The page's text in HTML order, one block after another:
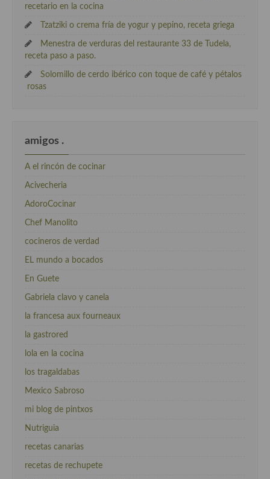
recetario en la cocina
Tzatziki o crema fría de yogur y pepino, receta griega
Menestra de verduras del restaurante 33 de Tudela,
receta paso a paso.
Solomillo de cerdo ibérico con toque de café y pétalos
rosas
amigos .
A el rincón de cocinar
Acivecheria
AdoroCocinar
Chef Manolito
cocineros de verdad
EL mundo a bocados
En Guete
Gabriela clavo y canela
la francesa aux fourneaux
la gastrored
lola en la cocina
los tragaldabas
Mexico Sabroso
mi blog de pintxos
Nutriguia
recetas canarias
recetas de rechupete